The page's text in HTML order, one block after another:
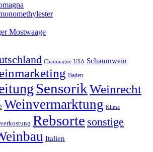
Mostwaage
Champagne USA Schaumwein
Baden
SensorikWeinrecht
Weinvermarktung Klima
Rebsorte sonstige
Italien